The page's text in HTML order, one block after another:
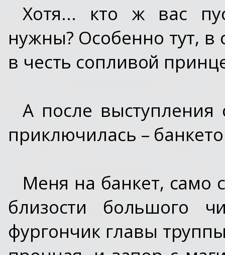
Хотя... кто ж вас
нужны? Особенно тут,
в честь сопливой
А после выступления
приключилась –
Меня на банкет, само
близости большого
фургончик главы